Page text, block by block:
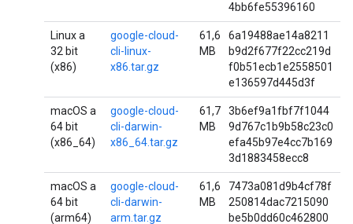
4bb6fe55396160
Linux a
32 bit
(x86)
google-cloud-
cli-linux-
x86.tar.gz
61,6
MB
6a19488ae14a8211
b9d2f677f22cc219d
f0b51ecb1e2558501
e136597d445d3f
macOS a
64 bit
(x86_64)
google-cloud-
cli-darwin-
x86_64.tar.gz
61,7
MB
3b6ef9a1fbf7f1044
9d767c1b9b58c23c0
efa45b97e4cc7b169
3d1883458ecc8
macOS a
64 bit
(arm64)
google-cloud-
cli-darwin-
arm.tar.gz
61,6
MB
7473a081d9b4cf78f
250814dac7215090
be5b0dd60c462800